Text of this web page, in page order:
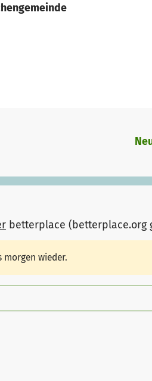
betterplace (betterplace.org
morgen wieder.